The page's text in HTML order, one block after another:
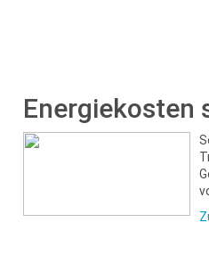
Energiekosten